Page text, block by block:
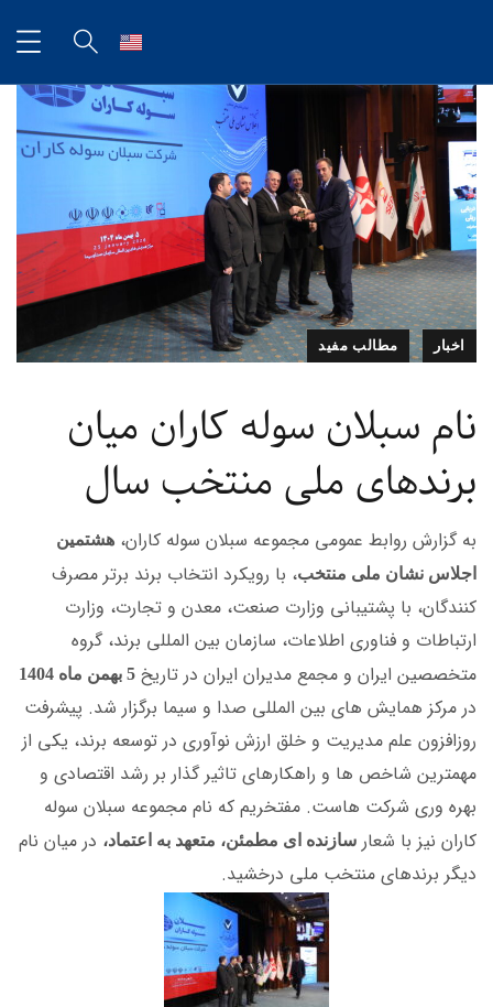
اخبار مطالب مفید
نام سبلان سوله کاران میان
برندهای ملی منتخب سال
به گزارش روابط عمومی مجموعه سبلان سوله کاران، هشتمین
اجلاس نشان ملی منتخب، با رویکرد انتخاب برند برتر مصرف
کنندگان، با پشتیبانی وزارت صنعت، معدن و تجارت، وزارت
ارتباطات و فناوری اطلاعات، سازمان بین المللی برند، گروه
متخصصین ایران و مجمع مدیران ایران در تاریخ 5 بهمن ماه 1404
در مرکز همایش های بین المللی صدا و سیما برگزار شد. پیشرفت
روزافزون علم مدیریت و خلق ارزش نوآوری در توسعه برند، یکی از
مهمترین شاخص ها و راهکارهای تاثیر گذار بر رشد اقتصادی و
بهره وری شرکت هاست. مفتخریم که نام مجموعه سبلان سوله
کاران نیز با شعار سازنده ای مطمئن، متعهد به اعتماد، در میان نام
دیگر برندهای منتخب ملی درخشید.